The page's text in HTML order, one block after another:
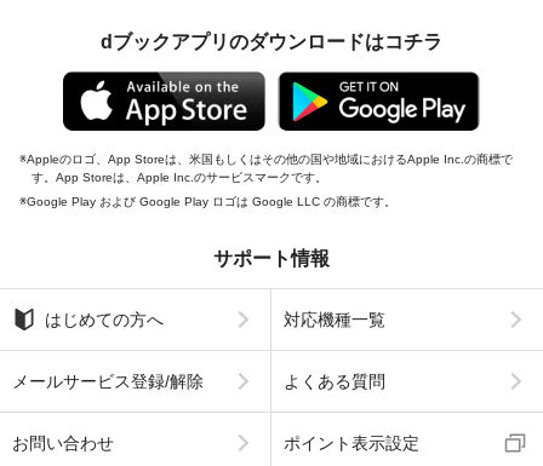
dブックアプリのダウンロードはコチラ
Appleのロゴ、App Storeは、米国もしくはその他の国や地域におけるApple Inc.の商標で
す。App Storeは、Apple Inc.のサービスマークです。
Google Play および Google Play ロゴは Google LLC の商標です。
サポート情報
はじめての方へ 対応機種一覧
メールサービス登録/解除 よくある質問
お問い合わせ ポイント表示設定